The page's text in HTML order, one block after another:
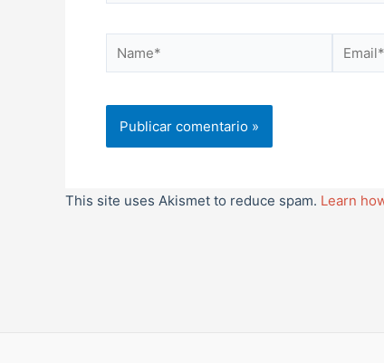
Name* Email*
This site uses Akismet to reduce spam. Learn